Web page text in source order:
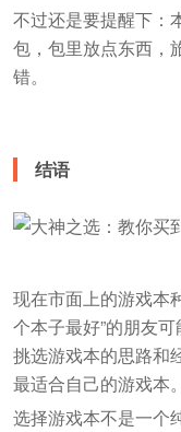
不过还是要提醒下：
包，包里放点东西，
错。
结语
现在市面上的游戏本
个本子最好”的朋友
挑选游戏本的思路和
最适合自己的游戏本。
选择游戏本不是一个